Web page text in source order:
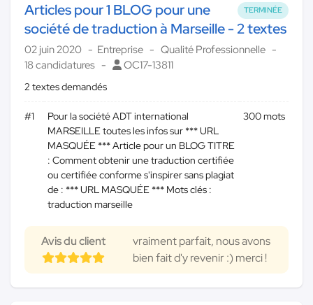
TERMINÉE
Articles pour 1 BLOG pour une
société de traduction à Marseille - 2 textes
02 juin 2020 Entreprise
Qualité Professionnelle
18 candidatures
OC17-13811
2 textes demandés
#1
Pour la société ADT international
MARSEILLE toutes les infos sur *** URL
MASQUÉE *** Article pour un BLOG TITRE
: Comment obtenir une traduction certifiée
ou certifiée conforme s'inspirer sans plagiat
de : *** URL MASQUÉE *** Mots clés :
traduction marseille
300 mots
Avis du client
vraiment parfait, nous avons
bien fait d'y revenir :) merci !